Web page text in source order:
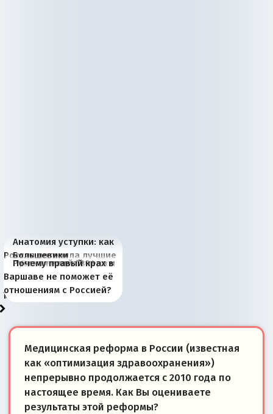
Анатомия уступки: как
Россия потеряла лучшие
рыбопромысловые
районы Баренцева
моря
Большевики
отличаются от «Яблока»
тем, что они -
победители
Киевская марионетка
Запада рассказала о
«переобувании» хозяев
В России назрели
перемены: 15 шагов к
суверенной экономике
Миграционный пожар
Европы
Россия начинает
сбрасывать балласт
Анкориджа
Россия зимой 1904
года: первые уступки во
внутренней политике
Русская нация вчера и
сегодня
Почему правый крах в
Варшаве не поможет её
отношениям с Россией?
Медицинская реформа в России (известная
как «оптимизация здравоохранения»)
непрерывно продолжается с 2010 года по
настоящее время. Как Вы оцениваете
результаты этой реформы?